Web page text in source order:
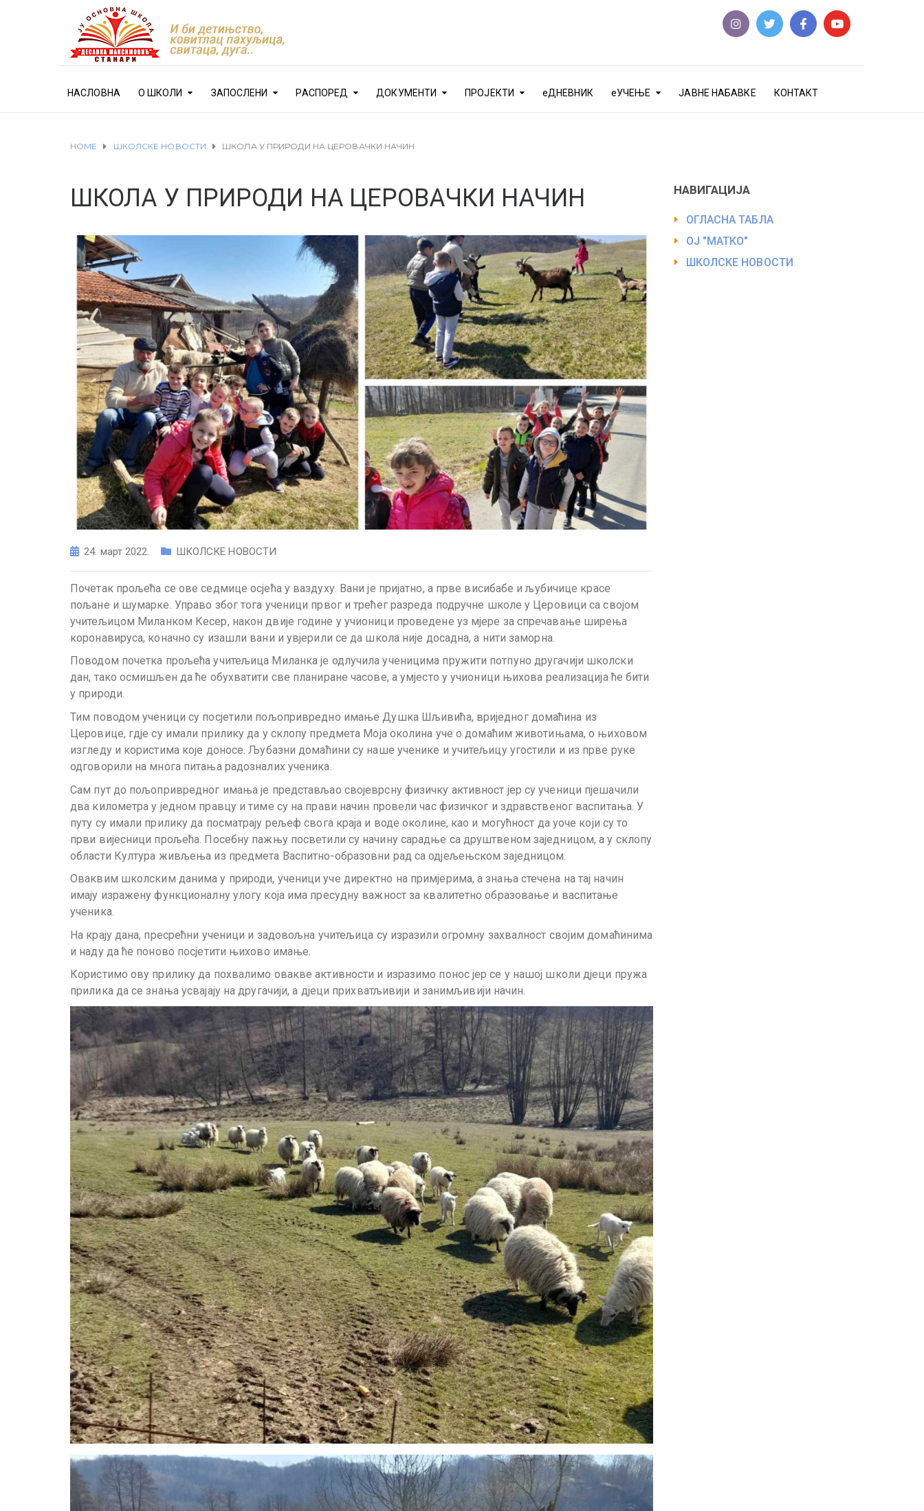
НАСЛОВНА О ШКОЛИ ЗАПОСЛЕНИ РАСПОРЕД ДОКУМЕНТИ ПРОЈЕКТИ еДНЕВНИК еУЧЕЊЕ ЈАВНЕ НАБАВКЕ КОНТАКТ
HOME ШКОЛСКЕ НОВОСТИ ШКОЛА У ПРИРОДИ НА ЦЕРОВАЧКИ НАЧИН
ШКОЛА У ПРИРОДИ НА ЦЕРОВАЧКИ НАЧИН
24. март 2022. ШКОЛСКЕ НОВОСТИ
Почетак прољећа се ове седмице осјећа у ваздуху. Вани је пријатно, а прве висибабе и љубичице красе
пољане и шумарке. Управо због тога ученици првог и трећег разреда подручне школе у Церовици са својом
учитељицом Миланком Кесер, након двије године у учионици проведене уз мјере за спречавање ширења
коронавируса, коначно су изашли вани и увјерили се да школа није досадна, а нити заморна.
Поводом почетка прољећа учитељица Миланка је одлучила ученицима пружити потпуно другачији школски
дан, тако осмишљен да ће обухватити све планиране часове, а умјесто у учионици њихова реализација ће бити
у природи.
Тим поводом ученици су посјетили пољопривредно имање Душка Шљивића, вриједног домаћина из
Церовице, гдје су имали прилику да у склопу предмета Моја околина уче о домаћим животињама, о њиховом
изгледу и користима које доносе. Љубазни домаћини су наше ученике и учитељицу угостили и из прве руке
одговорили на многа питања радозналих ученика.
Сам пут до пољопривредног имања је представљао својеврсну физичку активност јер су ученици пјешачили
два километра у једном правцу и тиме су на прави начин провели час физичког и здравственог васпитања. У
путу су имали прилику да посматрају рељеф свога краја и воде околине, као и могућност да уоче који су то
први вијесници прољећа. Посебну пажњу посветили су начину сарадње са друштвеном заједницом, а у склопу
области Култура живљења из предмета Васпитно-образовни рад са одјељењском заједницом.
Оваквим школским данима у природи, ученици уче директно на примјерима, а знања стечена на тај начин
имају изражену функционалну улогу која има пресудну важност за квалитетно образовање и васпитање
ученика.
На крају дана, пресрећни ученици и задовољна учитељица су изразили огромну захвалност својим домаћинима
и наду да ће поново посјетити њихово имање.
Користимо ову прилику да похвалимо овакве активности и изразимо понос јер се у нашој школи дјеци пружа
прилика да се знања усвајају на другачији, а дјеци прихватљивији и занимљивији начин.
НАВИГАЦИЈА
ОГЛАСНА ТАБЛА
ОЈ "МАТКО"
ШКОЛСКЕ НОВОСТИ